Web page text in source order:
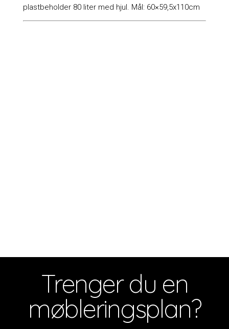
plastbeholder 80 liter med hjul. Mål: 60×59,5x110cm
Trenger du en
møbleringsplan?